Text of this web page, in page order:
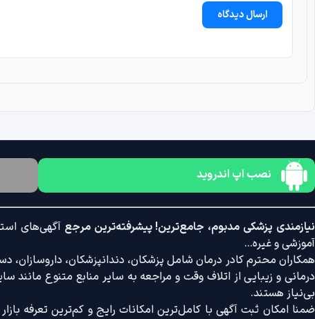
ارسال دیدگاه
نصب اپ اندروید
نیازمندی پزشکی مدبوم، جامع‌ترین! پیشرفته‌ترین مرجعآگهی‌های
آموزشی و غیره...
همکاران محترم کادر درمان شامل پزشکان، دندانپزشکان، داروسازان،
درمانی و زیبایی از اتلاف وقت و مراجعه به سایر منابع متنوع مانند
بی‌نیاز هستند.